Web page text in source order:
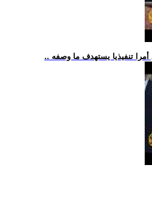
أمرا تنفيذيا يستهدف ما وصفه